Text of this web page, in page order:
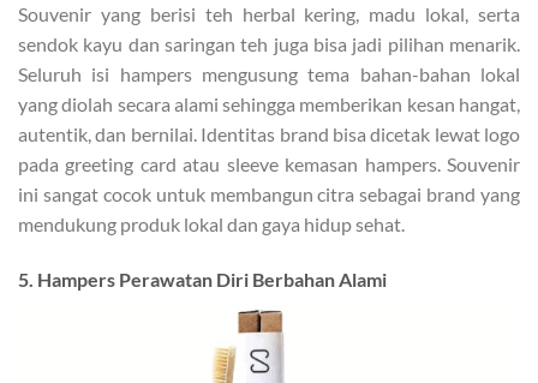
Souvenir yang berisi teh herbal kering, madu lokal, serta
sendok kayu dan saringan teh juga bisa jadi pilihan menarik.
Seluruh isi hampers mengusung tema bahan-bahan lokal
yang diolah secara alami sehingga memberikan kesan hangat,
autentik, dan bernilai. Identitas brand bisa dicetak lewat logo
pada greeting card atau sleeve kemasan hampers. Souvenir
ini sangat cocok untuk membangun citra sebagai brand yang
mendukung produk lokal dan gaya hidup sehat.
5. Hampers Perawatan Diri Berbahan Alami